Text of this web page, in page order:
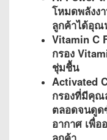
โหมดพลังง
ลูกค้าได้อุณ
Vitamin C
กรอง
ชุ่มชื้น
Activated
กรองที่มีคุณ
ตลอดจนดูด
อากาศ เพื่